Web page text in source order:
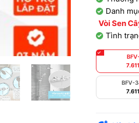
Danh
Vòi Sen
Tình
BFV-